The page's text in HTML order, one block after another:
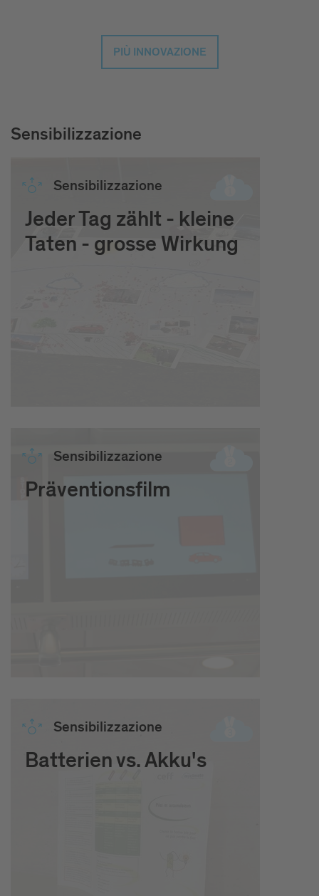
PIÙ INNOVAZIONE
Sensibilizzazione
Sensibilizzazione
Jeder Tag zählt - kleine
Taten - grosse Wirkung
Sensibilizzazione
Präventionsfilm
Sensibilizzazione
Batterien vs. Akku's